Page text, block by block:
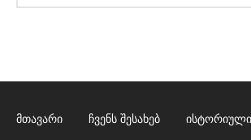
მთავარი ჩვენს შესახებ